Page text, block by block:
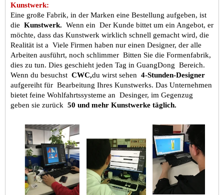
Kunstwerk:
Eine große Fabrik, in der Marken eine Bestellung aufgeben, ist
die Kunstwerk. Wenn ein Der Kunde bittet um ein Angebot, er
möchte, dass das Kunstwerk wirklich schnell gemacht wird, die
Realität ist a Viele Firmen haben nur einen Designer, der alle
Arbeiten ausführt, noch schlimmer Bitten Sie die Formenfabrik,
dies zu tun. Dies geschieht jeden Tag in GuangDong Bereich.
Wenn du besuchst CWC,du wirst sehen 4-Stunden-Designer
aufgereiht für Bearbeitung Ihres Kunstwerks. Das Unternehmen
bietet feine Wohlfahrtssysteme an Desinger, im Gegenzug
geben sie zurück 50 und mehr Kunstwerke täglich.